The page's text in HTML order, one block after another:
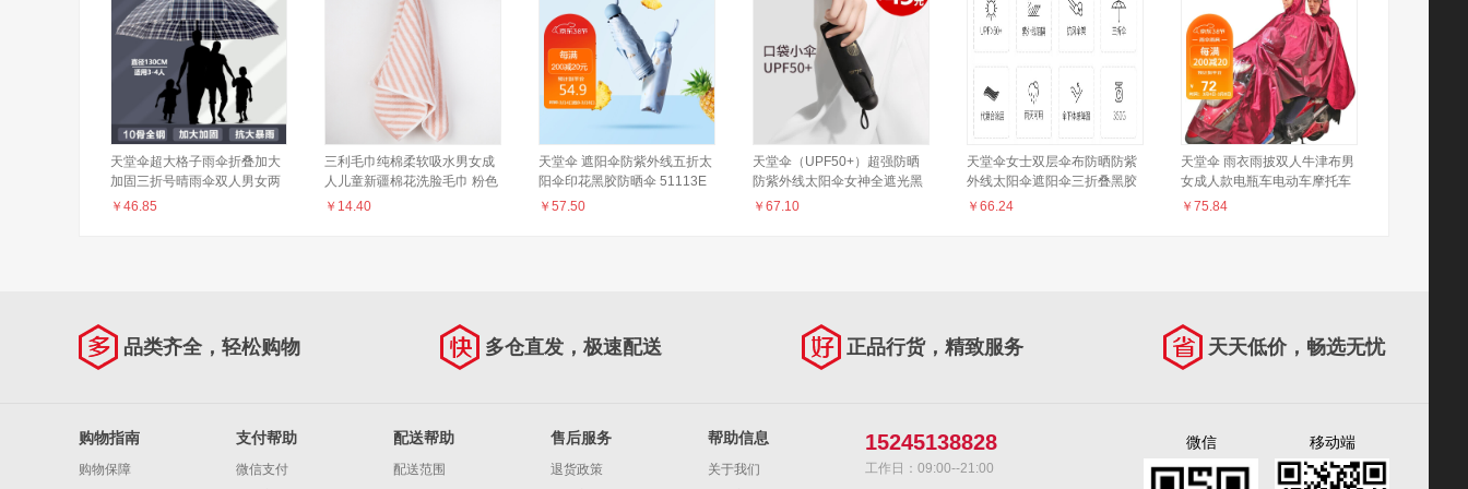
天堂伞超大格子雨伞折叠加大
加固三折号晴雨伞双人男女两
用伞三人 三人款- 黑色格子 --
￥ 46.85
三利毛巾纯棉柔软吸水男女成
人儿童新疆棉花洗脸毛巾 粉色
￥ 14.40
天堂伞 遮阳伞防紫外线五折太
阳伞印花黑胶防晒伞 51113E
可甜可盐 灰蓝
￥ 57.50
天堂伞（UPF50+）超强防晒
防紫外线太阳伞女神全遮光黑
胶遮阳伞小黑伞小清新三折晴
￥ 67.10
天堂伞女士双层伞布防晒防紫
外线太阳伞遮阳伞三折叠黑胶
晴雨两用伞森系雨伞upf50+ 国
￥ 66.24
天堂伞 雨衣雨披双人牛津布男
女成人款电瓶车电动车摩托车
雨披 4#酱红 均码
￥ 75.84
品类齐全，轻松购物 多仓直发，极速配送 正品行货，精致服务 天天低价，畅选无忧
购物指南
购物保障
支付帮助
微信支付
配送帮助
配送范围
售后服务
退货政策
帮助信息
关于我们
15245138828
工作日：09:00--21:00
微信 移动端